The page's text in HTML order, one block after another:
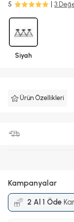
5 3
Siyah
Ürün Özellikleri
Kampanyalar
2 Al 1 Öde